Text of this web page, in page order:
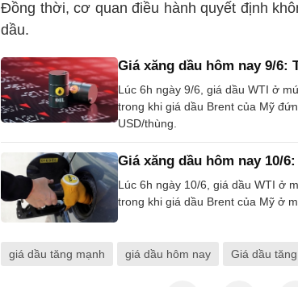
Đồng thời, cơ quan điều hành quyết định
dầu.
Giá xăng dầu hôm nay 9/6:
Lúc 6h ngày 9/6, giá dầu WTI ở
trong khi giá dầu Brent của Mỹ
USD/thùng.
Giá xăng dầu hôm nay 10/
Lúc 6h ngày 10/6, giá dầu WTI ở
trong khi giá dầu Brent của Mỹ ở
giá dầu tăng mạnh giá dầu hôm nay Giá dầu tăng